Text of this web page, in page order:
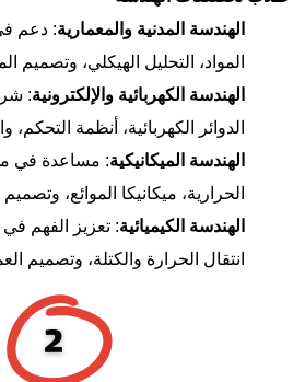
الهندسة المدنية والمعمارية: دعم
المواد، التحليل الهيكلي، وتصميم
الهندسة الكهربائية والإلكترونية:
الدوائر الكهربائية، أنظمة التحكم،
الهندسة الميكانيكية: مساعدة في
الحرارية، ميكانيكا الموائع، وتصميم
الهندسة الكيميائية: تعزيز الفهم في
انتقال الحرارة والكتلة، وتصميم